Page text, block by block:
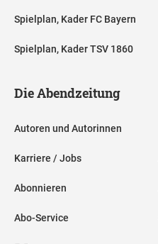
Spielplan, Kader FC Bayern
Spielplan, Kader TSV 1860
Die Abendzeitung
Autoren und Autorinnen
Karriere / Jobs
Abonnieren
Abo-Service